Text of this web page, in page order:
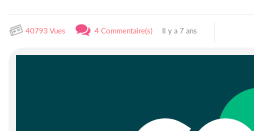
40793 Vues 4 Commentaire(s) Il y a 7 ans